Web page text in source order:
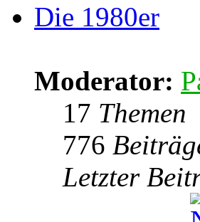
Die 1980er
Moderator:
17 Themen
776
Letzter